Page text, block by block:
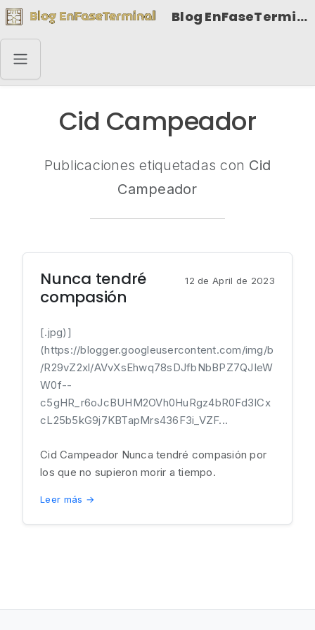
Blog EnFaseTerminal
Cid Campeador
Publicaciones etiquetadas con Cid
Campeador
Nunca tendré
compasión
12 de April de 2023
[.jpg)]
(https://blogger.googleusercontent.com/img/b
/R29vZ2xl/AVvXsEhwq78sDJfbNbBPZ7QJIeW
W0f--
c5gHR_r6oJcBUHM2OVh0HuRgz4bR0Fd3ICx
cL25b5kG9j7KBTapMrs436F3i_VZF...
Cid Campeador Nunca tendré compasión por
los que no supieron morir a tiempo.
Leer más →